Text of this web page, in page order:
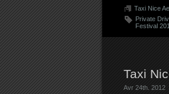
Taxi Nice
Private
Festival
Taxi
Avr 24th. 2012